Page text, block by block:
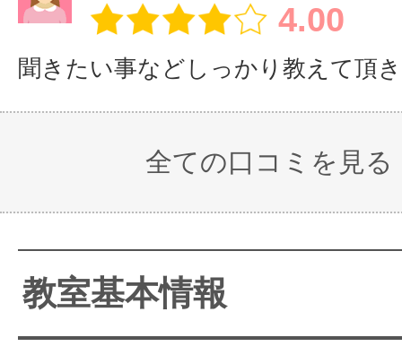
4.00
聞きたい事などしっかり教えて頂
全ての口コミを見る
教室基本情報